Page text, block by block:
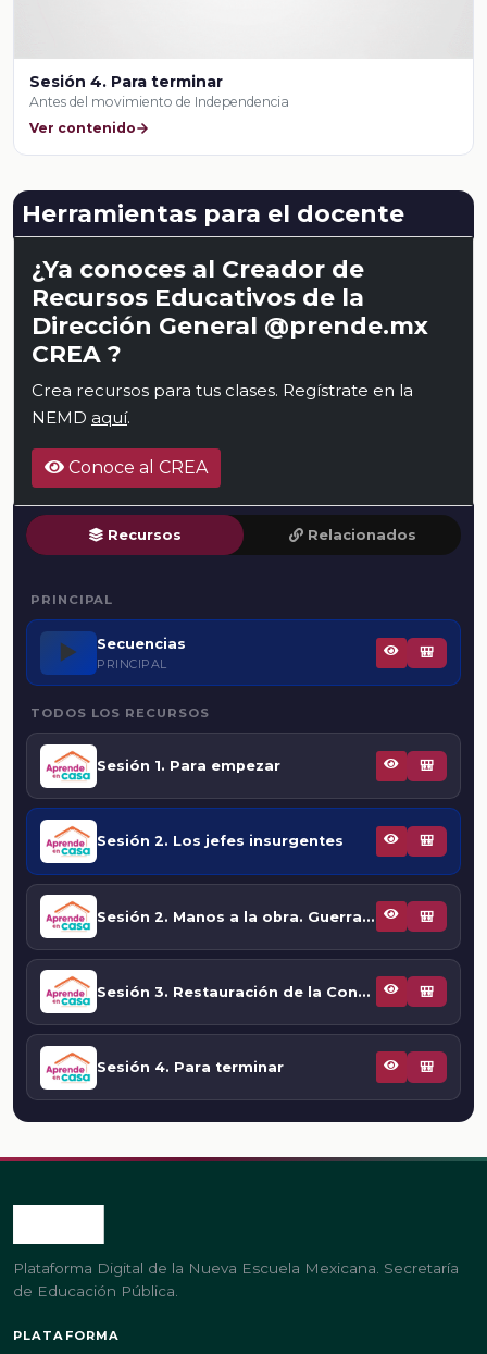
Sesión 4. Para terminar
Antes del movimiento de Independencia
Ver contenido
Herramientas para el docente
¿Ya conoces al Creador de
Recursos Educativos de la
Dirección General @prende.mx
CREA ?
Crea recursos para tus clases. Regístrate en la
NEMD aquí.
Conoce al CREA
Recursos Relacionados
PRINCIPAL
▶️ Secuencias
PRINCIPAL
🎒
TODOS LOS RECURSOS
Sesión 1. Para empezar 🎒
Sesión 2. Los jefes insurgentes 🎒
Sesión 2. Manos a la obra. Guerra de guerrillas 🎒
Sesión 3. Restauración de la Constitución de Cádiz 🎒
Sesión 4. Para terminar 🎒
Plataforma Digital de la Nueva Escuela Mexicana. Secretaría
de Educación Pública.
PLATAFORMA